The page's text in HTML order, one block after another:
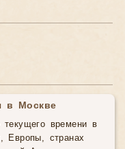
в Москве
текущего времени в
Европы, странах